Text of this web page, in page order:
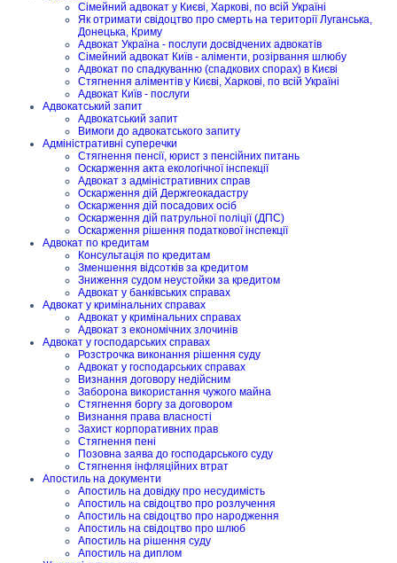
Сімейний адвокат у Києві, Харкові, по всій Україні
Як отримати свідоцтво про смерть на території Луганська,
Донецька, Криму
Адвокат Україна - послуги досвідчених адвокатів
Сімейний адвокат Київ - аліменти, розірвання шлюбу
Адвокат по спадкуванню (спадкових спорах) в Києві
Стягнення аліментів у Києві, Харкові, по всій Україні
Адвокат Київ - послуги
Адвокатський запит
Адвокатський запит
Вимоги до адвокатського запиту
Адміністративні суперечки
Стягнення пенсії, юрист з пенсійних питань
Оскарження акта екологічної інспекції
Адвокат з адміністративних справ
Оскарження дій Держгеокадастру
Оскарження дій посадових осіб
Оскарження дій патрульної поліції (ДПС)
Оскарження рішення податкової інспекції
Адвокат по кредитам
Консультація по кредитам
Зменшення відсотків за кредитом
Зниження судом неустойки за кредитом
Адвокат у банківських справах
Адвокат у кримінальних справах
Адвокат у кримінальних справах
Адвокат з економічних злочинів
Адвокат у господарських справах
Розстрочка виконання рішення суду
Адвокат у господарських справах
Визнання договору недійсним
Заборона використання чужого майна
Стягнення боргу за договором
Визнання права власності
Захист корпоративних прав
Стягнення пені
Позовна заява до господарського суду
Стягнення інфляційних втрат
Апостиль на документи
Апостиль на довідку про несудимість
Апостиль на свідоцтво про розлучення
Апостиль на свідоцтво про народження
Апостиль на свідоцтво про шлюб
Апостиль на рішення суду
Апостиль на диплом